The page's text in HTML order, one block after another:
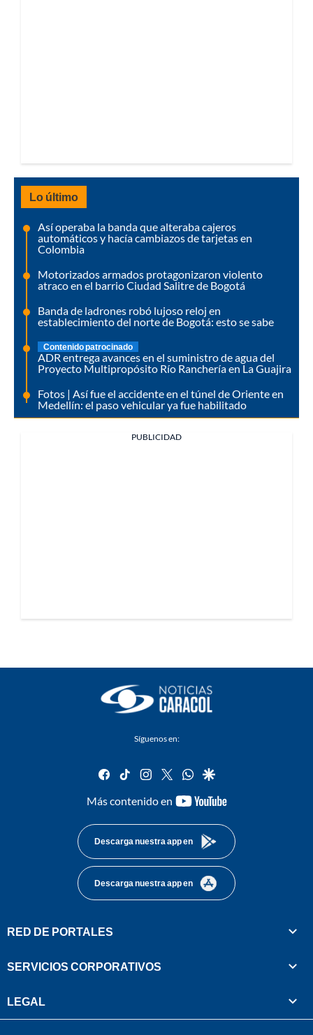
Lo último
Así operaba la banda que alteraba cajeros
automáticos y hacía cambiazos de tarjetas en
Colombia
Motorizados armados protagonizaron violento
atraco en el barrio Ciudad Salitre de Bogotá
Banda de ladrones robó lujoso reloj en
establecimiento del norte de Bogotá: esto se sabe
Contenido patrocinado
ADR entrega avances en el suministro de agua del
Proyecto Multipropósito Río Ranchería en La Guajira
Fotos | Así fue el accidente en el túnel de Oriente en
Medellín: el paso vehicular ya fue habilitado
PUBLICIDAD
Síguenos en:
facebook
tiktok instagram
twitterwhatsapp
google
Más contenido en
youtube-
Descarga nuestra app en
Descarga nuestra app en
RED DE PORTALES
SERVICIOS CORPORATIVOS
LEGAL